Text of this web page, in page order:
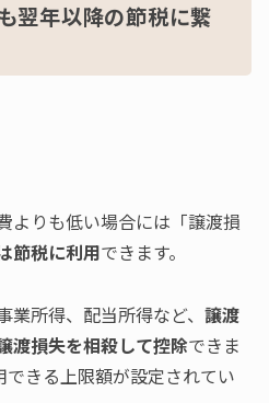
翌年以降の節税に繋
よりも低い場合には「譲渡損
節税に利用できます。
業所得、配当所得など、譲渡
渡損失を相殺して控除できま
きる上限額が設定されてい